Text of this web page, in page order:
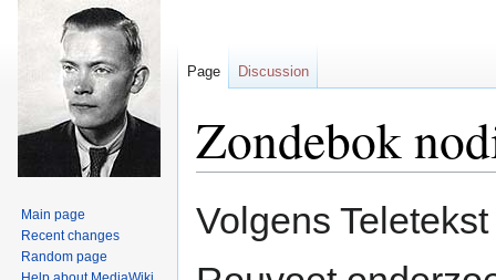
Zondebok
to
to
Volgens
Page Discussion
Main page
Recent changes
Random page